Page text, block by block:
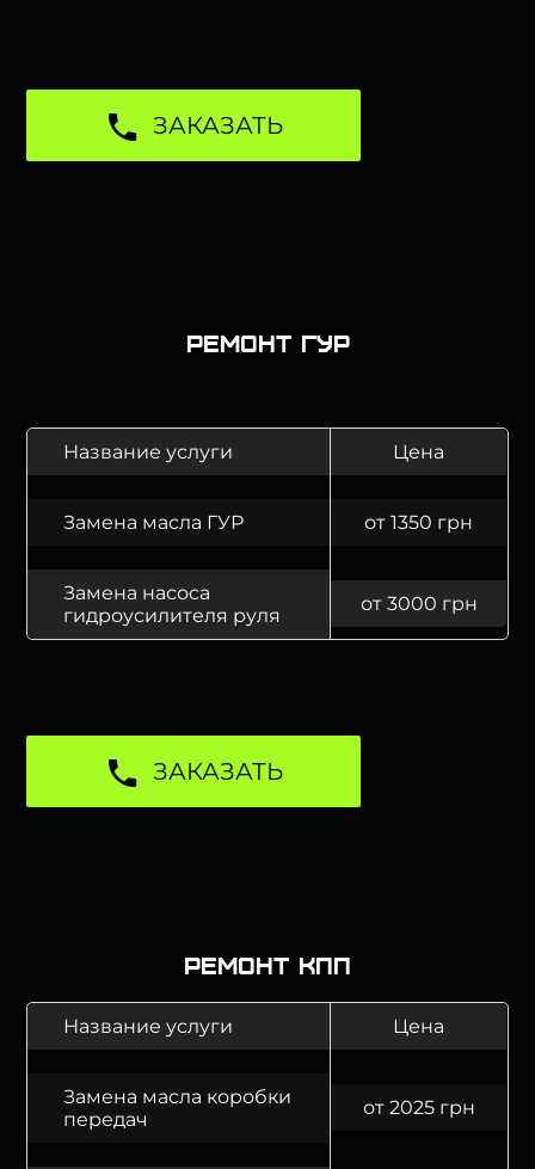
ЗАКАЗАТЬ
Ремонт ГУР
Название услуги Цена
Замена масла ГУР от 1350 грн
Замена насоса
гидроусилителя руля
от 3000 грн
ЗАКАЗАТЬ
Ремонт КПП
Название услуги Цена
Замена масла коробки
передач
от 2025 грн